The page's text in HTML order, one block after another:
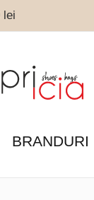
lei
BRANDURI